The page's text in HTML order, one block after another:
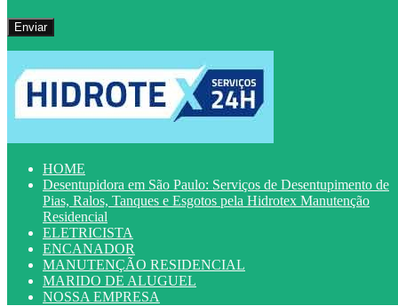
HOME
Desentupidora em São Paulo: Serviços de Desentupimento de
Pias, Ralos, Tanques e Esgotos pela Hidrotex Manutenção
Residencial
ELETRICISTA
ENCANADOR
MANUTENÇÃO RESIDENCIAL
MARIDO DE ALUGUEL
NOSSA EMPRESA